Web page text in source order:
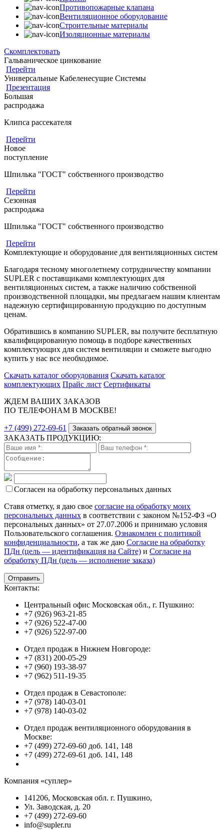
Противопожарные клапана
Вентиляционное оборудование
Строительные материалы
Изоляционные материалы
Скомплектовать
Гальваническое цинкование
Перейти
Универсальные Кабеленесущие Системы
Презентация
Большая
распродажа
Клипса рассекателя
Перейти
Новое
поступление
Шпилька "ГОСТ" собственного производство
Перейти
Сезонная
распродажа
Шпилька "ГОСТ" собственного производство
Перейти
Комплектующие и оборудование для вентиляционных систем
Благодаря тесному многолетнему сотрудничеству компании
SUPLER с поставщиками комплектующих для
вентиляционных систем, а также наличию собственной
производственной площадки, мы предлагаем нашим клиентам
надежную сертифицированную продукцию по доступным
ценам.
Обратившись в компанию SUPLER, вы получите бесплатную
квалифицированную помощь в подборе качественных
комплектующих для систем вентиляции и сможете выгодно
купить у нас все необходимое.
Скачать каталог оборудования Скачать каталог
комплектующих Прайс лист Сертификаты
ЖДЕМ ВАШИХ ЗАКАЗОВ
ПО ТЕЛЕФОНАМ В МОСКВЕ!
+7 (499) 272-69-61 Заказать обратный звонок
ЗАКАЗАТЬ ПРОДУКЦИЮ:
Согласен на обработку персональных данных
Ставя отметку, я даю свое согласие на обработку моих
персональных данных в соответствии с законом №152-ФЗ «О
персональных данных» от 27.07.2006 и принимаю условия
Пользовательского соглашения. Ознакомлен с политикой
конфиденциальности, а так же даю Согласие на обработку
ПДн (цель — идентификация на Сайте) и Согласие на
обработку ПДн (цель — исполнение заказа)
Контакты:
Центральный офис Московская обл., г. Пушкино:
+7 (926) 963-21-85
+7 (926) 522-47-00
+7 (926) 522-97-00
Отдел продаж в Нижнем Новгороде:
+7 (831) 200-05-29
+7 (960) 193-38-97
+7 (962) 511-19-35
Отдел продаж в Севастополе:
+7 (978) 140-03-01
+7 (978) 140-03-02
Отдел продаж вентиляционного оборудования в
Москве:
+7 (499) 272-69-60 доб. 141, 148
+7 (499) 272-69-61 доб. 141, 148
Компания «суплер»
141206, Московская обл. г. Пушкино,
Ул. Заводская, д. 20
+7 (499) 272-69-60
info@supler.ru